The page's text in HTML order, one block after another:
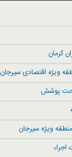
کرمان
ویژه اقتصادی سیرجان
پوشش
ویژه سیرجان